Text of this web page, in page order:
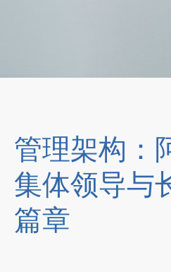
管理架构：
集体领导与
篇章